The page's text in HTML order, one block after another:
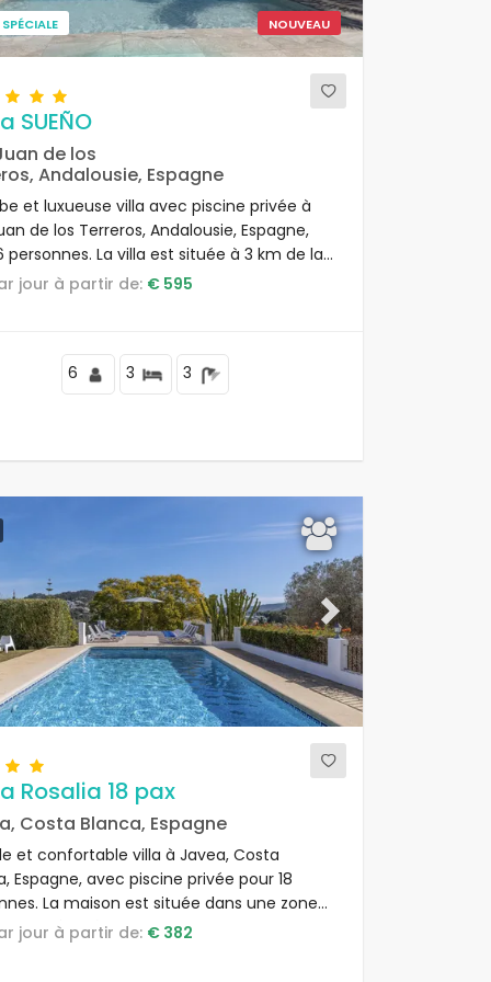
NOUVEAU
SUEÑO
de los
Andalousie, Espagne
et luxueuse villa avec piscine privée à
de los Terreros, Andalousie, Espagne,
personnes. La villa est située à 3 km de la
Playa la Entrevista.
jour à partir de: € 595
6 3 3
Next
Rosalia 18 pax
Costa Blanca, Espagne
et confortable villa à Javea, Costa
Espagne, avec piscine privée pour 18
La maison est située dans une zone
boisée près de la plage.
jour à partir de: € 382